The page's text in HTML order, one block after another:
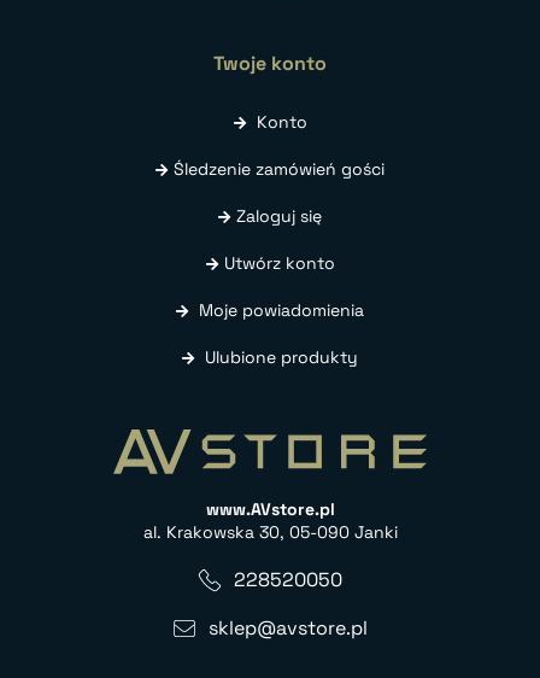
Twoje konto
Konto
Śledzenie zamówień gości
Zaloguj się
Utwórz konto
Moje powiadomienia
Ulubione produkty
www.AVstore.pl
al. Krakowska 30, 05-090 Janki
228520050
sklep@avstore.pl